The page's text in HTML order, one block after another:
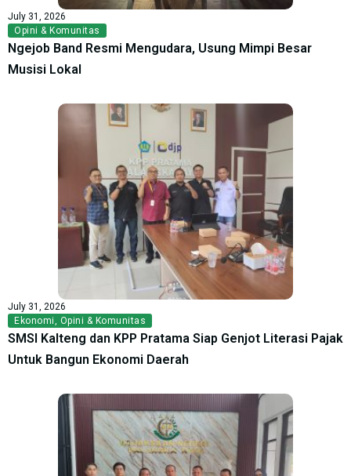
July 31, 2026
Opini & Komunitas
Ngejob Band Resmi Mengudara, Usung Mimpi Besar
Musisi Lokal
July 31, 2026
Ekonomi, Opini & Komunitas
SMSI Kalteng dan KPP Pratama Siap Genjot Literasi Pajak
Untuk Bangun Ekonomi Daerah